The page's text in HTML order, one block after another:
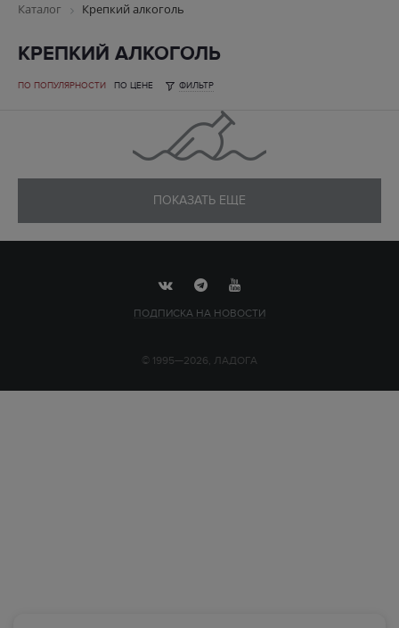
Каталог Крепкий алкоголь
КРЕПКИЙ АЛКОГОЛЬ
ПО ПОПУЛЯРНОСТИ ПО ЦЕНЕ ФИЛЬТР
ПОКАЗАТЬ ЕЩЕ
ПОДПИСКА НА НОВОСТИ
© 1995—2026, ЛАДОГА